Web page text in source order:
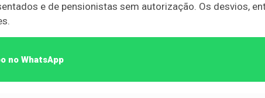
e de pensionistas sem autorização. Os desvios,
no WhatsApp